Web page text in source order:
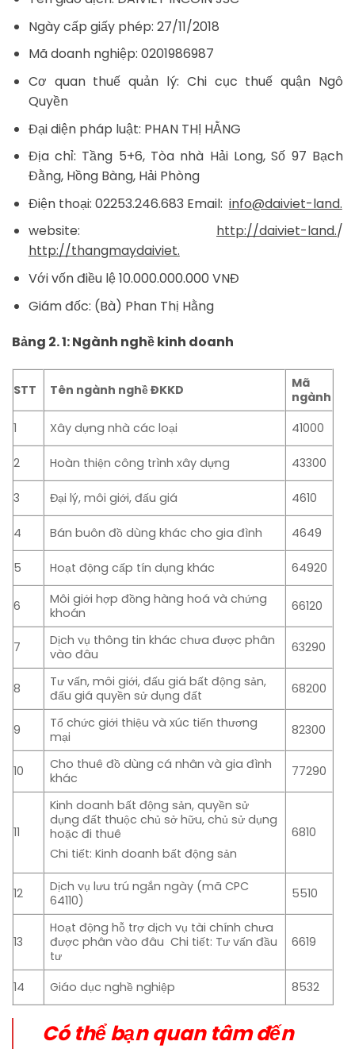
Ngày cấp giấy phép: 27/11/2018
Mã doanh nghiệp: 0201986987
Cơ quan thuế quản lý: Chi cục thuế quận Ngô
Quyền
Đại diện pháp luật: PHAN THỊ HẰNG
Địa chỉ: Tầng 5+6, Tòa nhà Hải Long, Số 97 Bạch
Đằng, Hồng Bàng, Hải Phòng
Điện thoại: 02253.246.683 Email: info@daiviet-land.
website: http://daiviet-land./
http://thangmaydaiviet.
Với vốn điều lệ 10.000.000.000 VNĐ
Giám đốc: (Bà) Phan Thị Hằng
Bảng 2. 1: Ngành nghề kinh doanh
STT Tên ngành nghề ĐKKD
Mã
ngành
1
Xây dựng nhà các loại 41000
2 Hoàn thiện công trình xây dựng 43300
3 Đại lý, môi giới, đấu giá 4610
4 Bán buôn đồ dùng khác cho gia đình 4649
5 Hoạt động cấp tín dụng khác 64920
6
Môi giới hợp đồng hàng hoá và chứng
khoán
66120
7
Dịch vụ thông tin khác chưa được phân
vào đâu
63290
8
Tư vấn, môi giới, đấu giá bất động sản,
đấu giá quyền sử dụng đất
68200
9
Tổ chức giới thiệu và xúc tiến thương
mại
82300
10
Cho thuê đồ dùng cá nhân và gia đình
khác
77290
11
Kinh doanh bất động sản, quyền sử
dụng đất thuộc chủ sở hữu, chủ sử dụng
hoặc đi thuê
Chi tiết: Kinh doanh bất động sản
6810
12
Dịch vụ lưu trú ngắn ngày (mã CPC
64110)
5510
13
Hoạt động hỗ trợ dịch vụ tài chính chưa
được phân vào đâu Chi tiết: Tư vấn đầu
tư
6619
14 Giáo dục nghề nghiệp 8532
Có thể bạn quan tâm đến